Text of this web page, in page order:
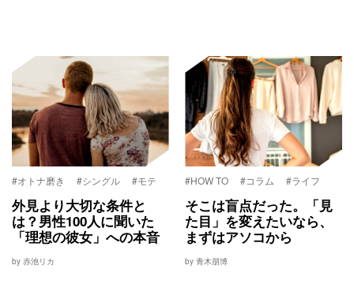
#オトナ磨き #シングル #モテ
外見より大切な条件と
は？男性100人に聞いた
「理想の彼女」への本音
by 赤池リカ
#HOW TO #コラム #ライフ
そこは盲点だった。「見
た目」を変えたいなら、
まずはアソコから
by 青木朋博